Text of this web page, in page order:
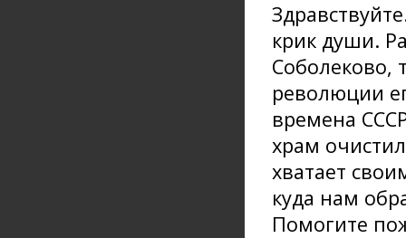
крик души.
Соболеково,
революции
времена
храм
хватает
куда нам
Помогите